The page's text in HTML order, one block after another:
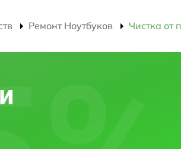
Ремонт Ноутбуков Чистка от